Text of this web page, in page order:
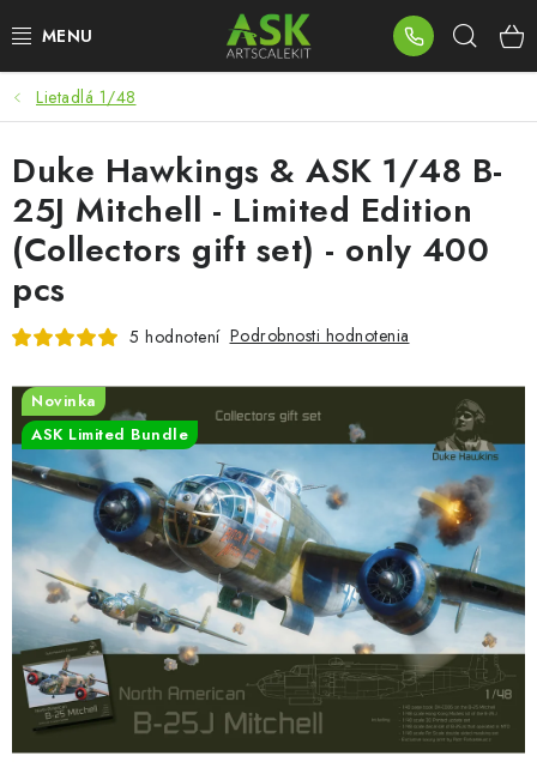
na
BLOG
SUMMER DAYS
WARHAMMER
ASK PRODUKTY
NOVINKY
PLASTOVÉ MODELY
PRÍSLUŠENSTVO
FARBY & POMÔCKY
PUBLIKÁCIE
SKY RIDERS COFFEE
VOUCHERS
Lietadlá 1/48
Duke Hawkings & ASK 1/48 B-
25J Mitchell - Limited Edition
(Collectors gift set) - only 400
pcs
5 hodnotení Podrobnosti hodnotenia
Novinka
ASK Limited Bundle